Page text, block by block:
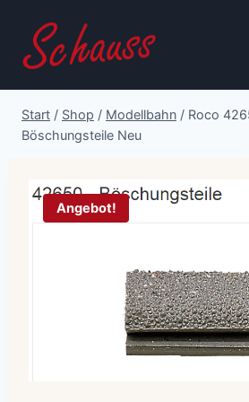
Inhalt
springen
Start / Shop / Modellbahn / Roco
Böschungsteile Neu
Angebot!